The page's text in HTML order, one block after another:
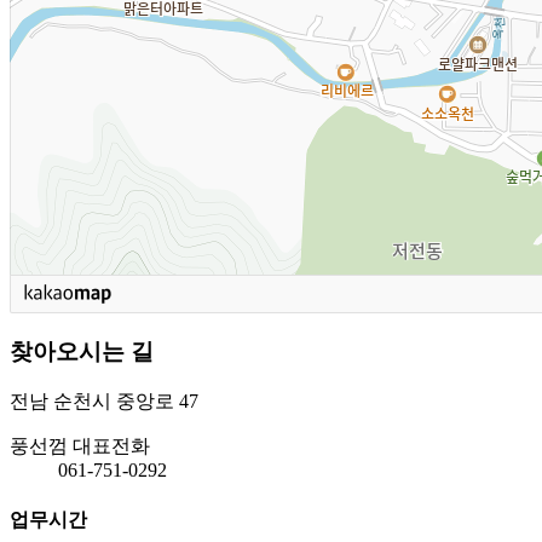
찾아오시는 길
전남 순천시 중앙로 47
풍선껌 대표전화
061-751-0292
업무시간